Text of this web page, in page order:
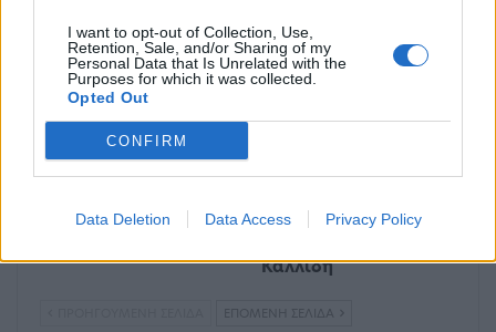
I want to opt-out of Collection, Use,
Retention, Sale, and/or Sharing of my
Personal Data that Is Unrelated with the
Purposes for which it was collected.
Opted Out
CONFIRM
Data Deletion Data Access Privacy Policy
SHOWBIZ
«μπαίνει» στο
MEDIA
συνεργασία του Open
Καλλίδη
ΕΠΌΜΕΝΗ ΣΕΛΊΔΑ